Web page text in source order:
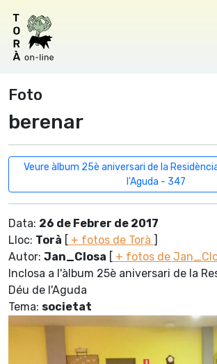
Foto
berenar
Veure àlbum 25è aniversari de la
l'Aguda - 347
Data: 26 de Febrer de 2017
Lloc: Torà [ + fotos de Torà ]
Autor: Jan_Closa [ + fotos de
Inclosa a l'àlbum 25è aniversari de la
Déu de l'Aguda
Tema: societat